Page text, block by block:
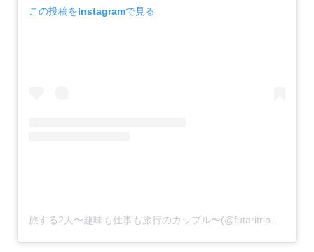
この投稿をInstagramで見る